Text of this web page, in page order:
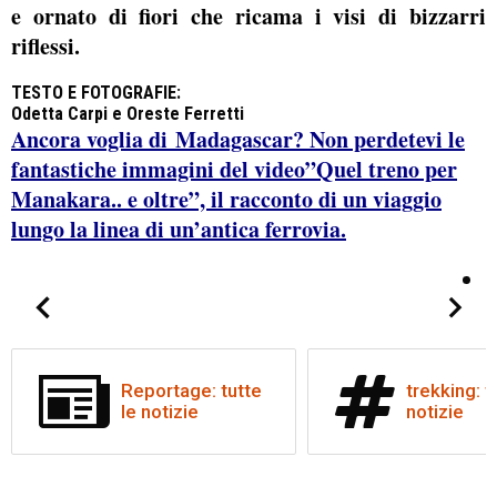
e ornato di fiori che ricama i visi di bizzarri
riflessi.
TESTO E FOTOGRAFIE:
Odetta Carpi e Oreste Ferretti
Ancora voglia di Madagascar? Non perdetevi le
fantastiche immagini del video”Quel treno per
Manakara.. e oltre”, il racconto di un viaggio
lungo la linea di un’antica ferrovia.
Reportage: tutte
le notizie
trekking:
notizie